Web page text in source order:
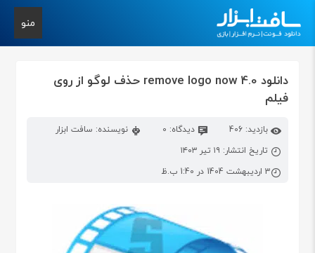
منو
دانلود remove logo now 4.0 حذف لوگو از روی
فیلم
بازدید: 406 دیدگاه: 0
نویسنده: سافت ابزار
تاریخ انتشار: ۱۹ تیر ۱۴۰۳
3 اردیبهشت 1404 در 1:40 ب.ظ